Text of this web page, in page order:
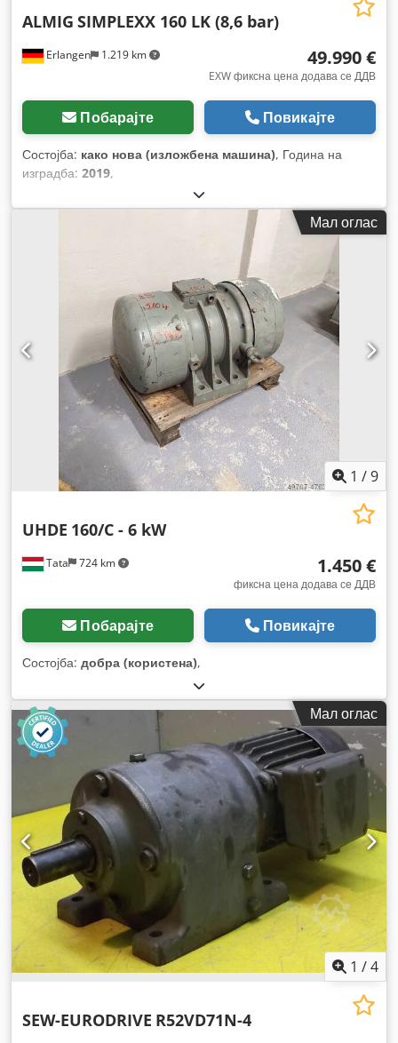
Erlangen 1.219 km
ALMIG SIMPLEXX 160 LK (8,6 bar)
49.990 €
EXW фиксна цена додава се ДДВ
Побарајте Повикајте
Состојба: како нова (изложбена машина), Година на
изградба: 2019,
Мал оглас
1 /9
Tata 724 km
UHDE 160/C - 6 kW
1.450 €
фиксна цена додава се ДДВ
Побарајте Повикајте
Состојба: добра (користена),
Мал оглас
1 /4
SEW-EURODRIVE R52VD71N-4